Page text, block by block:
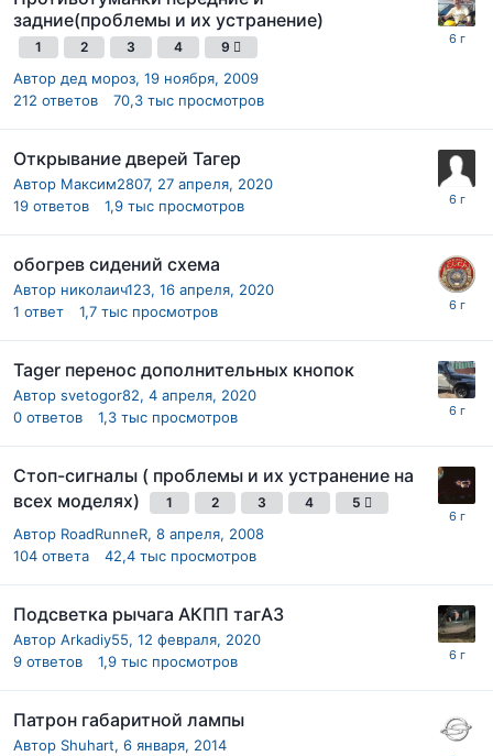
задние(проблемы и их устранение)
1 2 3 4 9
Автор дед мороз, 19 ноября, 2009
212 ответов 70,3 тыс просмотров
Открывание дверей Тагер
Автор Максим2807, 27 апреля, 2020
19 ответов 1,9 тыс просмотров
обогрев сидений схема
Автор николаич123, 16 апреля, 2020
1 ответ 1,7 тыс просмотров
Tager перенос дополнительных кнопок
Автор svetogor82, 4 апреля, 2020
0 ответов 1,3 тыс просмотров
Стоп-сигналы ( проблемы и их устранение на
всех моделях)
1 2 3 4 5
Автор RoadRunneR, 8 апреля, 2008
104 ответа 42,4 тыс просмотров
Подсветка рычага АКПП тагАЗ
Автор Arkadiy55, 12 февраля, 2020
9 ответов 1,9 тыс просмотров
Патрон габаритной лампы
Автор Shuhart, 6 января, 2014